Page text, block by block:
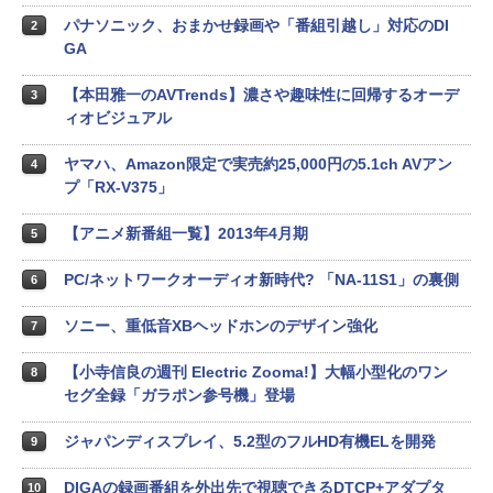
2
パナソニック、おまかせ録画や「番組引越し」対応のDI
GA
3
【本田雅一のAVTrends】濃さや趣味性に回帰するオーデ
ィオビジュアル
4
ヤマハ、Amazon限定で実売約25,000円の5.1ch AVアン
プ「RX-V375」
5 【アニメ新番組一覧】2013年4月期
6 PC/ネットワークオーディオ新時代? 「NA-11S1」の裏側
7 ソニー、重低音XBヘッドホンのデザイン強化
8
【小寺信良の週刊 Electric Zooma!】大幅小型化のワン
セグ全録「ガラポン参号機」登場
9 ジャパンディスプレイ、5.2型のフルHD有機ELを開発
10 DIGAの録画番組を外出先で視聴できるDTCP+アダプタ